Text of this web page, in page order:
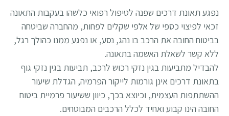
נפגע תאונת דרכים שפנה לטיפול רפואי כלשהו בעקבות התאונה
זכאי לפיצוי כספי של אלפי שקלים לפחות, מהחברה שביטחה
בביטוח החובה את הרכב בו נהג, נסע, או נפגע ממנו כהולך רגל,
ללא קשר לשאלת האשמה בתאונה.
להבדיל מתביעות בגין נזקי רכוש לרכב, תביעות בגין נזקי גוף
בתאונת דרכים אינן גורמות לייקור הפרמיה, הגדלת שיעור
ההשתתפות העצמית, וכיוצא בכך, כיוון ששיעור פרמיית ביטוח
החובה הינו קבוע ואחיד לכלל הרכבים המבוטחים.